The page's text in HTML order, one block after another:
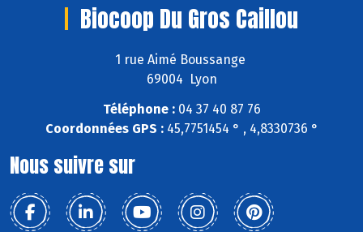
Biocoop Du Gros Caillou
1 rue Aimé Boussange
69004 Lyon
Téléphone :04 37 40 87 76
Coordonnées GPS :45,7751454 ° , 4,8330736 °
Nous suivre sur